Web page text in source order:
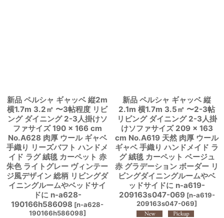
新品 ペルシャ ギャッベ 縦2m
横1.7m 3.2㎡ 〜3帖程度 リビ
ング ダイニング 2-3人掛けソ
ファサイズ 190 × 166 cm
No.A628 肉厚 ウール ギャベ
手織り リーズバフト ハンドメ
イド ラグ 絨毯 カーペット 赤
朱色 ライトグレー ヴィンテー
ジ風デザイン 総柄 リビングダ
イニングルームやベッドサイ
ドに n-a628-
190166h586098 [n-a628-
190166h586098]
新品 ペルシャ ギャッベ 縦
2.1m 横1.7m 3.5㎡ 〜2-3帖
リビング ダイニング 2-3人掛
けソファサイズ 209 × 163
cm No.A619 天然 肉厚 ウール
ギャベ 手織り ハンドメイド ラ
グ 絨毯 カーペット ベージュ
赤 グラデーション ボーダー リ
ビングダイニングルームやベ
ッドサイドに n-a619-
209163s047-069 [n-a619-
209163s047-069]